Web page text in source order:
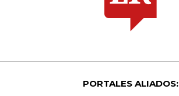
PORTALES ALIADOS: